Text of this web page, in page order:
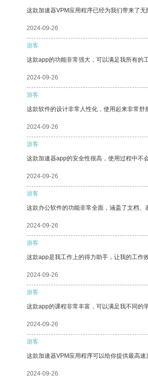
这款加速器VPM应用程序已经为我们带来了无
2024-09-26
游客
这款app的功能非常强大，可以满足我所有的
2024-09-26
游客
这款软件的设计非常人性化，使用起来非常舒
2024-09-26
游客
这款加速器app的安全性很高，使用过程中不
2024-09-26
游客
这款办公软件的功能非常全面，涵盖了文档、
2024-09-26
游客
这款app是我工作上的得力助手，让我的工作
2024-09-26
游客
这款app的课程非常丰富，可以满足我不同的
2024-09-26
游客
这款加速器VPM应用程序可以给你提供最高
2024-09-26